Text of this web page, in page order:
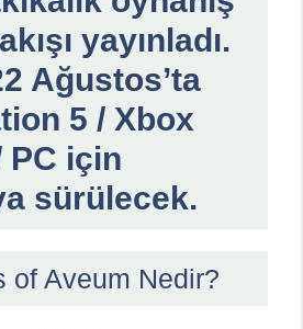
yayınladı.
Ağustos’ta
5 / Xbox
PC için
sürülecek.
of Aveum Nedir?